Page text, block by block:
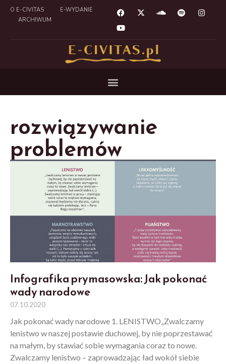
O E-CIVITAS
E-WYDANIE
ARCHIWUM
rozwiązywanie
problemów
Infografika prymasowska: Jak pokonać
wady narodowe
07.10.2020
Jak pokonać wady narodowe 1. LENISTWO„Zwalczamy
lenistwo w naszej postawie duchowej, by nie poprzestawać
na małym, by stawiać sobie wymagania coraz to nowe.
Zwalczamy lenistwo – zaprowadzając ład wokół siebie